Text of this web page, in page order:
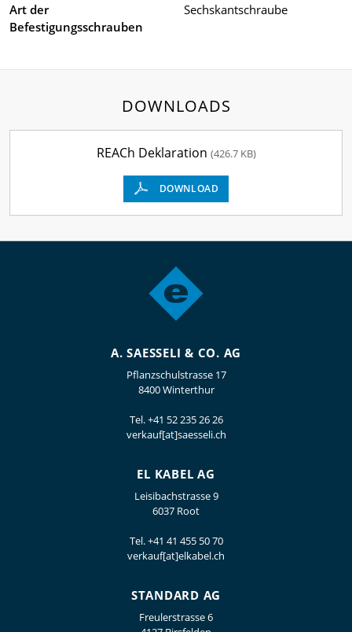
Art der
Befestigungsschrauben
Sechskantschraube
DOWNLOADS
REACh Deklaration (426.7 KB)
DOWNLOAD
A. SAESSELI & CO. AG
Pflanzschulstrasse 17
8400 Winterthur
Tel.+41 52 235 26 26
verkauf[at]saesseli.ch
EL KABEL AG
Leisibachstrasse 9
6037 Root
Tel.+41 41 455 50 70
verkauf[at]elkabel.ch
STANDARD AG
Freulerstrasse 6